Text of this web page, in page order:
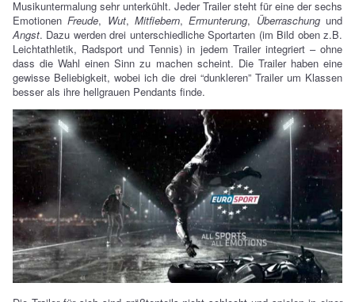
Musikuntermalung sehr unterkühlt. Jeder Trailer steht für eine der sechs
EmotionenFreude, Wut,Mitfiebern,Ermunterung, Überraschungund
Angst. Dazu werden drei unterschiedliche Sportarten (im Bild oben z.B.
Leichtathletik, Radsport und Tennis) in jedem Trailer integriert – ohne
dass die Wahl einen Sinn zu machen scheint. Die Trailer haben eine
gewisse Beliebigkeit, wobei ich die drei “dunkleren” Trailer um Klassen
besser als ihre hellgrauen Pendants finde.